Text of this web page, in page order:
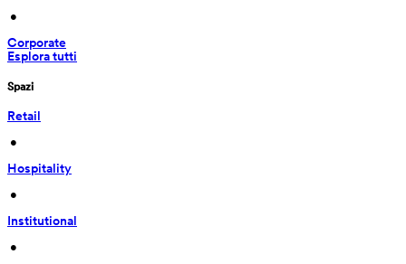
•
Corporate
Esplora tutti
Spazi
Retail
•
Hospitality
•
Institutional
•